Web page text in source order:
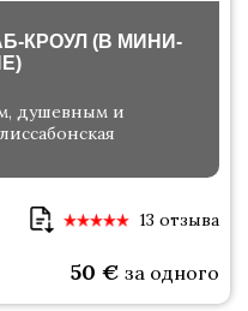
КРОУЛ (В МИНИ-
душевным и
13 отзыва
50 € за одного